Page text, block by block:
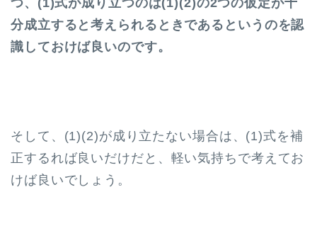
つ、(1)式が成り立つのは(1)(2)の2つの仮定が十
分成立すると考えられるときであるというのを認
識しておけば良いのです。
そして、(1)(2)が成り立たない場合は、(1)式を補
正するれば良いだけだと、軽い気持ちで考えてお
けば良いでしょう。